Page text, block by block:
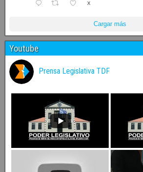
X
Cargar más
Youtube
Prensa Legislativa TDF